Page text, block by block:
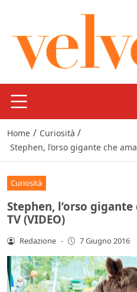
Home / Curiosità /
Stephen, l’orso gigante che
Curiosità
Stephen, l’orso
TV (VIDEO)
Redazione - 7 Giugno 2016